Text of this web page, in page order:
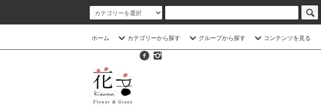
ホーム カテゴリーから探す グループから探す コンテンツを見る